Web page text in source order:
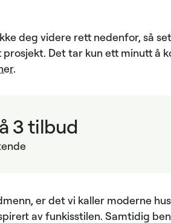
deg videre rett nedenfor, så
Det tar kun ett minutt å
.
3 tilbud
er det vi kaller moderne
av funkisstilen. Samtidig